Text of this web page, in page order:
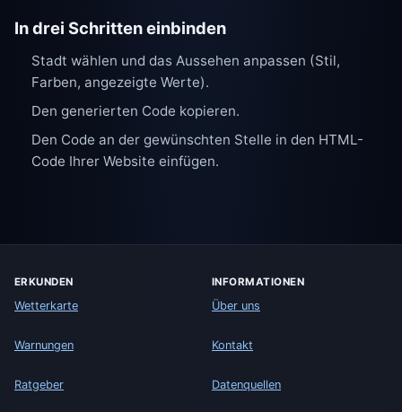
In drei Schritten einbinden
Stadt wählen und das Aussehen anpassen (Stil,
Farben, angezeigte Werte).
Den generierten Code kopieren.
Den Code an der gewünschten Stelle in den HTML-
Code Ihrer Website einfügen.
ERKUNDEN
Wetterkarte
Warnungen
Ratgeber
INFORMATIONEN
Über uns
Kontakt
Datenquellen